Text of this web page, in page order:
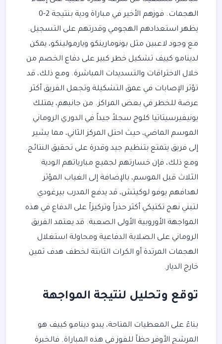
الهجمات. فوزهم الأخير في مباراة ودية بنتيجة 2-0
يظهر استعدادهم الهجومي وقدرتهم على التسجيل.
مع وجود لاعبين مثل بونومارينكو ويارمولينكو، يمكن
لدينامو كييف تشكيل خطر كبير على دفاع الخصم من
خلال الاختراقات والتسديدات المباشرة. ومع ذلك، قد
تؤثر الإصابات في عمق التشكيلة وتجعل الفريق أكثر
عرضة للخطر في بعض المراكز. من جانبهم، يمتلك
يونيفيرسيتاتيا كلوج سجلاً جيداً في الدوري الروماني
الموسم الماضي، حيث احتل المركز الثاني، مما يشير
إلى فريق يتمتع بتنظيم جيد وقدرة على تحقيق النتائج.
ومع ذلك، فإن خسارتهم لجميع مبارياتهم الودية
الثلاث قبل الموسم، بالإضافة إلى الغياب المؤثر
لهدافهم يوفو لوكيتش، قد يدفع المدرب بيرغودي
لتبني نهج تكتيكي أكثر حذراً وتركيزاً على الدفاع في هذه
المواجهة الأوروبية الأولى الصعبة. قد يعتمد الفريق
الروماني على الصلابة الدفاعية ومحاولة استغلال
الهجمات المرتدة أو الكرات الثابتة لخطف هدف ثمين
خارج الديار.
توقع وتحليل لنتيجة المواجهة
بناءً على المعطيات المتاحة، يبدو دينامو كييف هو
المرشح الأوفر حظاً للفوز في هذه المباراة. فالخبرة